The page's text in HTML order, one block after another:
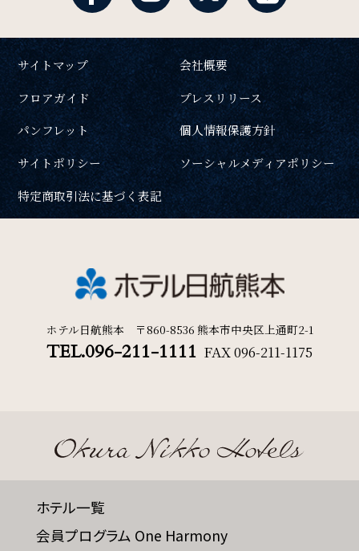
サイトマップ
会社概要
フロアガイド
プレスリリース
パンフレット
個人情報保護方針
サイトポリシー
ソーシャルメディアポリシー
特定商取引法に基づく表記
ホテル日航熊本 〒860-8536 熊本市中央区上通町2-1
TEL.096-211-1111 FAX096-211-1175
ホテル一覧
会員プログラム One Harmony